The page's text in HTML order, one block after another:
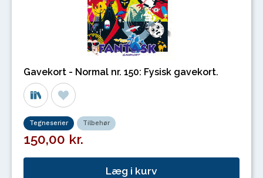
Gavekort - Normal nr. 150: Fysisk gavekort.
Tegneserier Tilbehør
150,00 kr.
Læg i kurv